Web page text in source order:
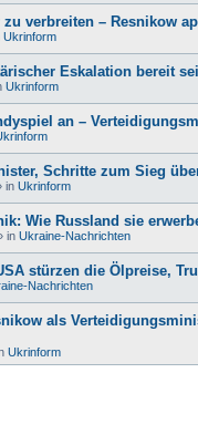
verbreiten – Resnikow
Ukrinform
Eskalation bereit
Ukrinform
an –
Schritte zum Sieg
in Ukrinform
Wie Russland sie
in Ukraine-Nachrichten
stürzen die Ölpreise,
Nachrichten
als
Ukrinform